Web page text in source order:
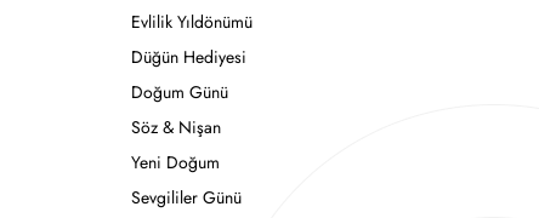
Evlilik Yıldönümü
Düğün Hediyesi
Doğum Günü
Söz & Nişan
Yeni Doğum
Sevgililer Günü